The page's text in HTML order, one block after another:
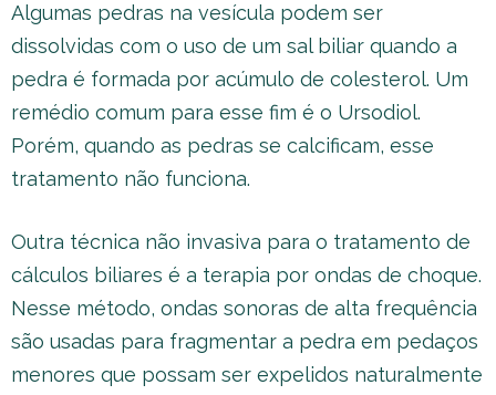
Algumas pedras na vesícula podem ser
dissolvidas com o uso de um sal biliar quando a
pedra é formada por acúmulo de colesterol. Um
remédio comum para esse fim é o Ursodiol.
Porém, quando as pedras se calcificam, esse
tratamento não funciona.
Outra técnica não invasiva para o tratamento de
cálculos biliares é a terapia por ondas de choque.
Nesse método, ondas sonoras de alta frequência
são usadas para fragmentar a pedra em pedaços
menores que possam ser expelidos naturalmente